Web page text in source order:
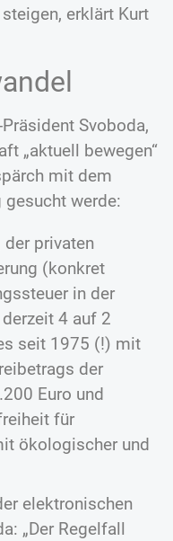
erklärt Kurt
Svoboda,
„aktuell bewegen“
mit dem
gesucht werde:
der privaten
(konkret
in der
4 auf 2
seit 1975 (!) mit
der
Euro und
für
ökologischer und
elektronischen
„Der Regelfall